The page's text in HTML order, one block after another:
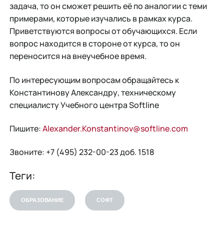
задача, то он сможет решить её по аналогии с теми
примерами, которые изучались в рамках курса.
Приветствуются вопросы от обучающихся. Если
вопрос находится в стороне от курса, то он
переносится на внеучебное время.
По интересующим вопросам обращайтесь к
Константинову Александру, техническому
специалисту Учебного центра Softline
Пишите:Alexander.Konstantinov@softline.com
Звоните: +7 (495) 232-00-23 доб. 1518
Теги:
ОБРАЗОВАНИЕ СОФТ